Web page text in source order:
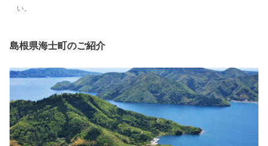
い。
島根県海士町のご紹介